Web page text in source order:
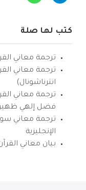
كتب لها صلة
ترجمة معاني
ترجمة معاني
انترناشونال)
ترجمة معاني
فضل إلهي
ترجمة معاني
الإنجليزية
بيان معاني